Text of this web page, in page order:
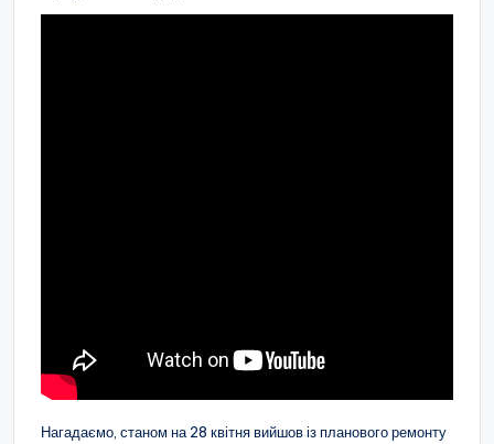
Нагадаємо, станом на 28 квітня вийшов із планового ремонту